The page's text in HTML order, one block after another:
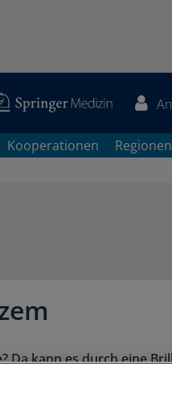
Kooperationen Regionen
Da kann es durch eine
sollte beim